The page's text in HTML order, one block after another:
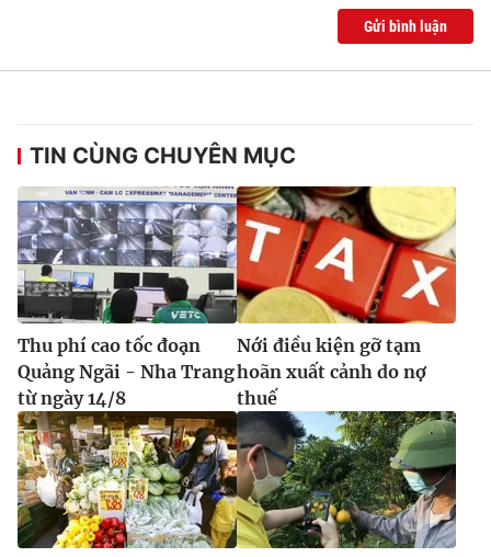
Gửi bình luận
TIN CÙNG CHUYÊN MỤC
Thu phí cao tốc đoạn
Quảng Ngãi - Nha Trang
từ ngày 14/8
Nới điều kiện gỡ tạm
hoãn xuất cảnh do nợ
thuế